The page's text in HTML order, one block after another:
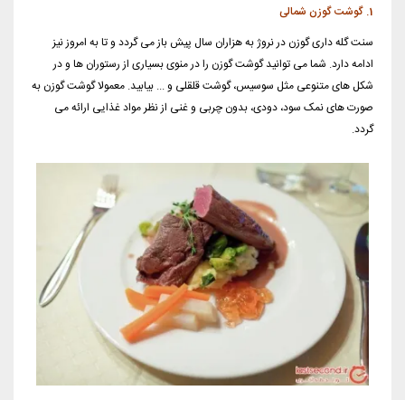
1. گوشت گوزن شمالی
سنت گله داری گوزن در نروژ به هزاران سال پیش باز می گردد و تا به امروز نیز
ادامه دارد. شما می توانید گوشت گوزن را در منوی بسیاری از رستوران ها و در
شکل های متنوعی مثل سوسیس، گوشت قلقلی و ... بیابید. معمولا گوشت گوزن به
صورت های نمک سود، دودی، بدون چربی و غنی از نظر مواد غذایی ارائه می
گردد.